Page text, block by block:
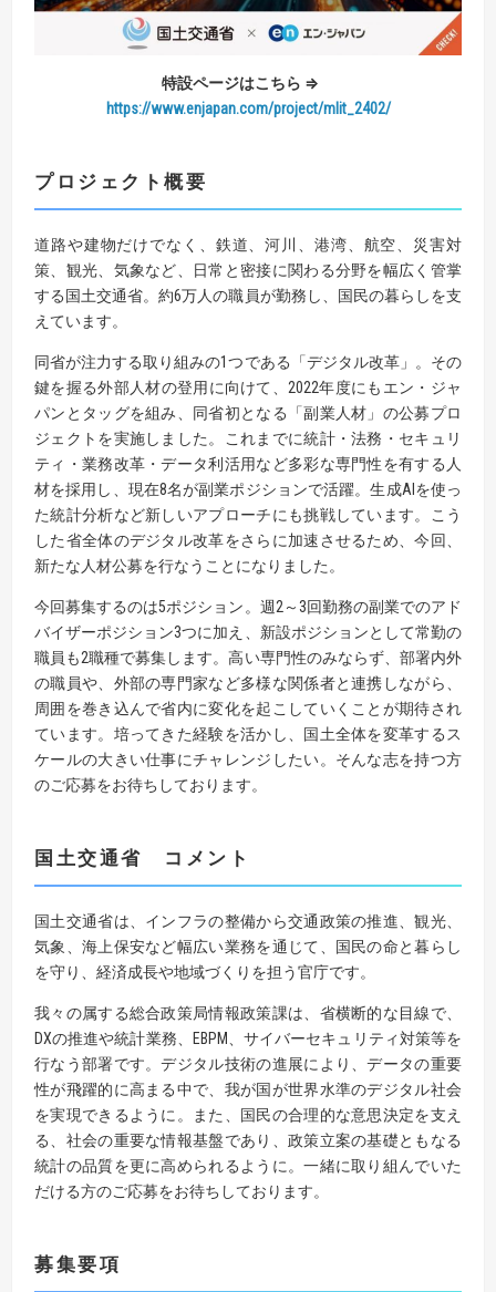
特設ページはこちら ⇒
https://www.enjapan.com/project/mlit_2402/
プロジェクト概要
道路や建物だけでなく、鉄道、河川、港湾、航空、災害対
策、観光、気象など、日常と密接に関わる分野を幅広く管掌
する国土交通省。約6万人の職員が勤務し、国民の暮らしを支
えています。
同省が注力する取り組みの1つである「デジタル改革」。その
鍵を握る外部人材の登用に向けて、2022年度にもエン・ジャ
パンとタッグを組み、同省初となる「副業人材」の公募プロ
ジェクトを実施しました。これまでに統計・法務・セキュリ
ティ・業務改革・データ利活用など多彩な専門性を有する人
材を採用し、現在8名が副業ポジションで活躍。生成AIを使っ
た統計分析など新しいアプローチにも挑戦しています。こう
した省全体のデジタル改革をさらに加速させるため、今回、
新たな人材公募を行なうことになりました。
今回募集するのは5ポジション。週2～3回勤務の副業でのアド
バイザーポジション3つに加え、新設ポジションとして常勤の
職員も2職種で募集します。高い専門性のみならず、部署内外
の職員や、外部の専門家など多様な関係者と連携しながら、
周囲を巻き込んで省内に変化を起こしていくことが期待され
ています。培ってきた経験を活かし、国土全体を変革するス
ケールの大きい仕事にチャレンジしたい。そんな志を持つ方
のご応募をお待ちしております。
国土交通省 コメント
国土交通省は、インフラの整備から交通政策の推進、観光、
気象、海上保安など幅広い業務を通じて、国民の命と暮らし
を守り、経済成長や地域づくりを担う官庁です。
我々の属する総合政策局情報政策課は、省横断的な目線で、
DXの推進や統計業務、EBPM、サイバーセキュリティ対策等を
行なう部署です。デジタル技術の進展により、データの重要
性が飛躍的に高まる中で、我が国が世界水準のデジタル社会
を実現できるように。また、国民の合理的な意思決定を支え
る、社会の重要な情報基盤であり、政策立案の基礎ともなる
統計の品質を更に高められるように。一緒に取り組んでいた
だける方のご応募をお待ちしております。
募集要項